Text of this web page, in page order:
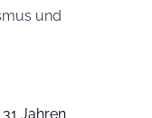
und
Jahren